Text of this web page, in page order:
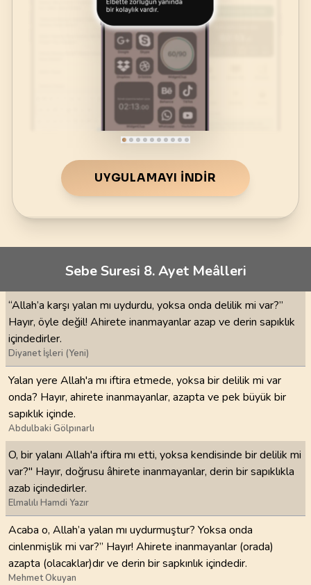
UYGULAMAYI İNDIR
Sebe Suresi 8. Ayet Meâlleri
“Allah’a karşı yalan mı uydurdu, yoksa onda delilik mi var?”
Hayır, öyle değil! Ahirete inanmayanlar azap ve derin sapıklık
içindedirler.
Diyanet İşleri (Yeni)
Yalan yere Allah'a mı iftira etmede, yoksa bir delilik mi var
onda? Hayır, ahirete inanmayanlar, azapta ve pek büyük bir
sapıklık içinde.
Abdulbaki Gölpınarlı
O, bir yalanı Allah'a iftira mı etti, yoksa kendisinde bir delilik mi
var?" Hayır, doğrusu âhirete inanmayanlar, derin bir sapıklıkla
azab içindedirler.
Elmalılı Hamdi Yazır
Acaba o, Allah’a yalan mı uydurmuştur? Yoksa onda
cinlenmişlik mi var?” Hayır! Ahirete inanmayanlar (orada)
azapta (olacaklar)dır ve derin bir sapkınlık içindedir.
Mehmet Okuyan